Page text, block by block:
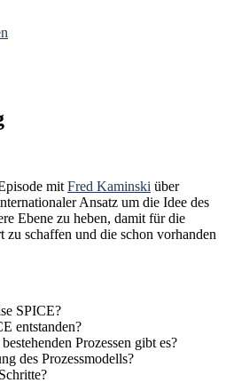
mit Fred Kaminski über
Ansatz um die Idee des
Ebene zu heben, damit für die
schaffen und die schon vorhanden
SPICE?
entstanden?
Prozessen gibt es?
des Prozessmodells?